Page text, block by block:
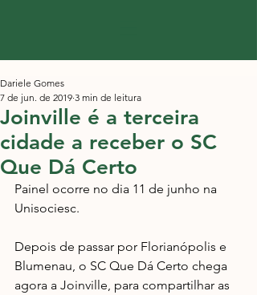
Joinville é a terceira
cidade a receber o SC
Que Dá Certo
Dariele Gomes
7 de jun. de 2019 3 min de leitura
Painel ocorre no dia 11 de junho na
Unisociesc.
Depois de passar por Florianópolis e
Blumenau, o SC Que Dá Certo chega
agora a Joinville, para compartilhar as